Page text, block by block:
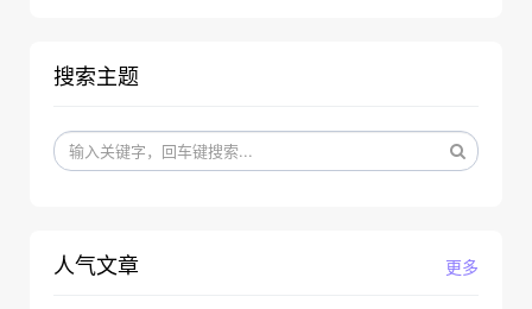
搜索主题
更多
人气文章